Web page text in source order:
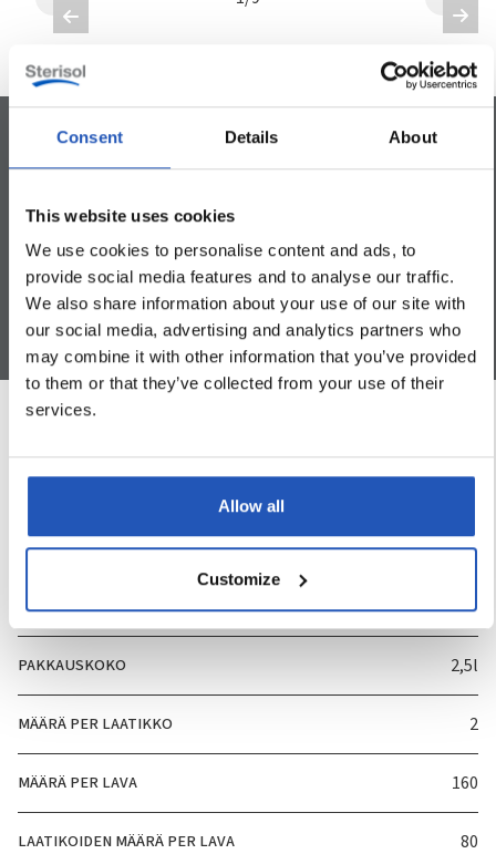
Consent Details About
This website uses cookies
We use cookies to personalise content and ads, to
provide social media features and to analyse our traffic.
We also share information about your use of our site with
our social media, advertising and analytics partners who
may combine it with other information that you’ve provided
to them or that they’ve collected from your use of their
services.
Allow all
Customize
 
Säilöntäaineeton
Voidaan käyttää koko keholle
Dermatologisesti testattu
Tuotetiedot
TUOTENUMERO 3815
HAJUVESI Ei
PAKKAUSKOKO 2,5l
MÄÄRÄ PER LAATIKKO 2
MÄÄRÄ PER LAVA 160
LAATIKOIDEN MÄÄRÄ PER LAVA 80